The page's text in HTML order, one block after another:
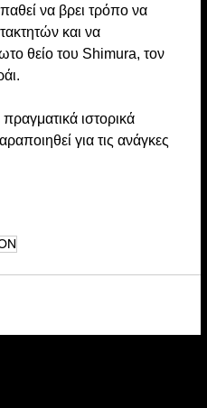
να βρει τρόπο να
και να
θείο του Shimura, τον
ιστορικά
για τις ανάγκες